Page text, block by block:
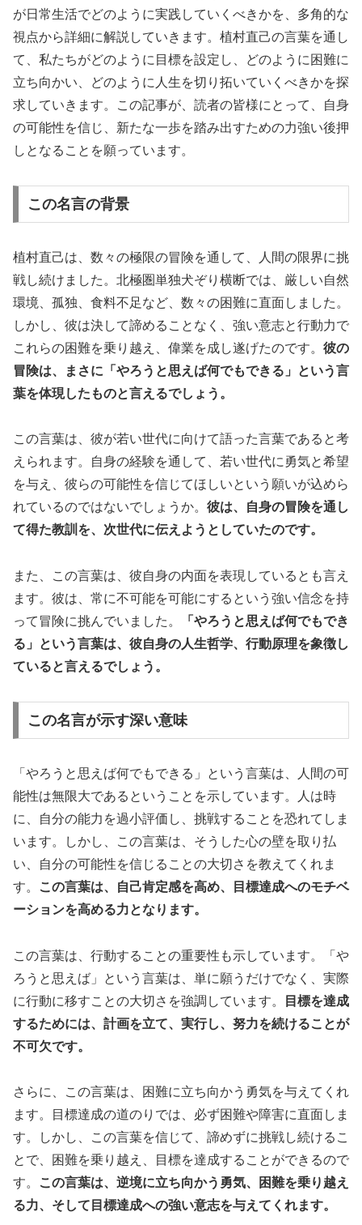
が日常生活でどのように実践していくべきかを、多角的な
視点から詳細に解説していきます。植村直己の言葉を通し
て、私たちがどのように目標を設定し、どのように困難に
立ち向かい、どのように人生を切り拓いていくべきかを探
求していきます。この記事が、読者の皆様にとって、自身
の可能性を信じ、新たな一歩を踏み出すための力強い後押
しとなることを願っています。
この名言の背景
植村直己は、数々の極限の冒険を通して、人間の限界に挑
戦し続けました。北極圏単独犬ぞり横断では、厳しい自然
環境、孤独、食料不足など、数々の困難に直面しました。
しかし、彼は決して諦めることなく、強い意志と行動力で
これらの困難を乗り越え、偉業を成し遂げたのです。 彼の
冒険は、まさに「やろうと思えば何でもできる」という言
葉を体現したものと言えるでしょう。
この言葉は、彼が若い世代に向けて語った言葉であると考
えられます。自身の経験を通して、若い世代に勇気と希望
を与え、彼らの可能性を信じてほしいという願いが込めら
れているのではないでしょうか。 彼は、自身の冒険を通し
て得た教訓を、次世代に伝えようとしていたのです。
また、この言葉は、彼自身の内面を表現しているとも言え
ます。彼は、常に不可能を可能にするという強い信念を持
って冒険に挑んでいました。
「やろうと思えば何でもでき
る」という言葉は、彼自身の人生哲学、行動原理を象徴し
ていると言えるでしょう。
この名言が示す深い意味
「やろうと思えば何でもできる」という言葉は、人間の可
能性は無限大であるということを示しています。人は時
に、自分の能力を過小評価し、挑戦することを恐れてしま
います。しかし、この言葉は、そうした心の壁を取り払
い、自分の可能性を信じることの大切さを教えてくれま
す。
この言葉は、自己肯定感を高め、目標達成へのモチベ
ーションを高める力となります。
この言葉は、行動することの重要性も示しています。「や
ろうと思えば」という言葉は、単に願うだけでなく、実際
に行動に移すことの大切さを強調しています。
目標を達成
するためには、計画を立て、実行し、努力を続けることが
不可欠です。
さらに、この言葉は、困難に立ち向かう勇気を与えてくれ
ます。目標達成の道のりでは、必ず困難や障害に直面しま
す。しかし、この言葉を信じて、諦めずに挑戦し続けるこ
とで、困難を乗り越え、目標を達成することができるので
す。
この言葉は、逆境に立ち向かう勇気、困難を乗り越え
る力、そして目標達成への強い意志を与えてくれます。